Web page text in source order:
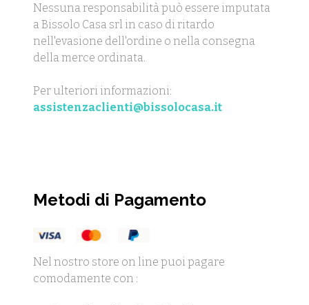
Nessuna responsabilità può essere imputata
a Bissolo Casa srl in caso di ritardo
nell'evasione dell'ordine o nella consegna
della merce ordinata.
Per ulteriori informazioni:
assistenzaclienti@bissolocasa.it
Metodi di Pagamento
Nel nostro store on line puoi pagare
comodamente con :